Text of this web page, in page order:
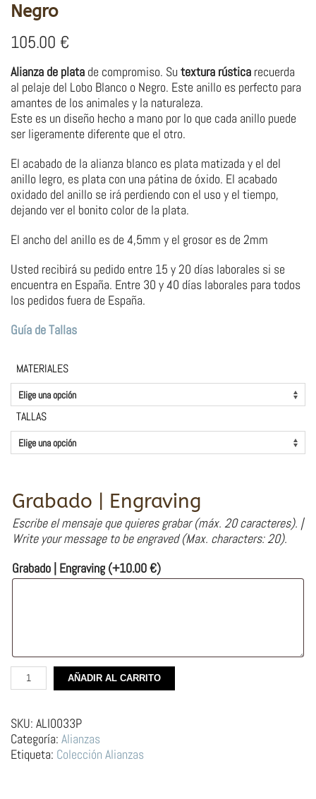
Negro
105.00 €
Alianza de plata de compromiso. Su textura rústica recuerda
al pelaje del Lobo Blanco o Negro. Este anillo es perfecto para
amantes de los animales y la naturaleza.
Este es un diseño hecho a mano por lo que cada anillo puede
ser ligeramente diferente que el otro.
El acabado de la alianza blanco es plata matizada y el del
anillo legro, es plata con una pátina de óxido. El acabado
oxidado del anillo se irá perdiendo con el uso y el tiempo,
dejando ver el bonito color de la plata.
El ancho del anillo es de 4,5mm y el grosor es de 2mm
Usted recibirá su pedido entre 15 y 20 días laborales si se
encuentra en España. Entre 30 y 40 días laborales para todos
los pedidos fuera de España.
Guía de Tallas
MATERIALES
TALLAS
Grabado | Engraving
Escribe el mensaje que quieres grabar (máx. 20 caracteres). |
Write your message to be engraved (Max. characters: 20).
Grabado | Engraving (+10.00€)
Alianza
de
–
Lobo
Blanco
AÑADIR AL CARRITO
SKU: ALI0033P
Categoría: Alianzas
Etiqueta: Colección Alianzas